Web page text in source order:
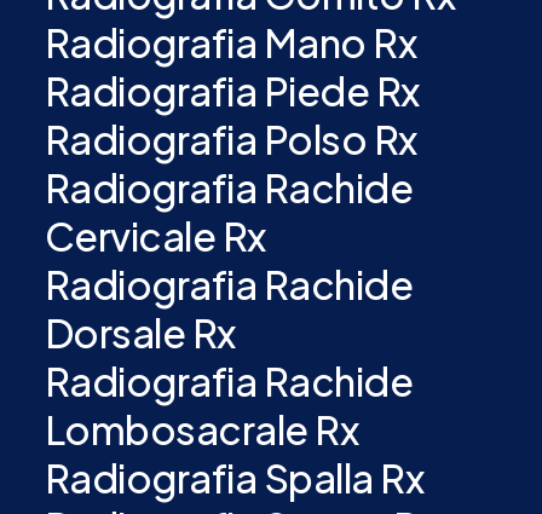
Radiografia Mano Rx
Radiografia Piede Rx
Radiografia Polso Rx
Radiografia Rachide
Cervicale Rx
Radiografia Rachide
Dorsale Rx
Radiografia Rachide
Lombosacrale Rx
Radiografia Spalla Rx